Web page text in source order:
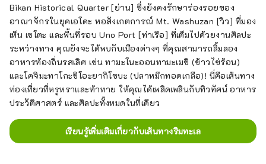
Bikan Historical Quarter [ย่าน] ซึ่งยังคงรักษาร่องรอยของ
อาณาจักรในยุคเอโดะ หอสังเกตการณ์ Mt. Washuzan [วิว] ที่มอง
เห็น เซโตะ และพื้นที่รอบ Uno Port [ท่าเรือ] ที่เต็มไปด้วยงานศิลปะ
ระหว่างทาง คุณยังจะได้พบกับเมืองต่างๆ ที่คุณสามารถลิ้มลอง
อาหารท้องถิ่นรสเลิศ เช่น ทามะโนะออนทามะเมชิ (ข้าวไข่ร้อน)
และโคจิมะทาโกะชิโอะยากิโซบะ (ปลาหมึกทอดเกลือ)! นี่คือเส้นทาง
ท่องเที่ยวที่หรูหราและท้าทาย ให้คุณได้เพลิดเพลินกับทิวทัศน์ อาหาร
ประวัติศาสตร์ และศิลปะทั้งหมดในที่เดียว
เรียนรู้เพิ่มเติมเกี่ยวกับเส้นทางริมทะเล